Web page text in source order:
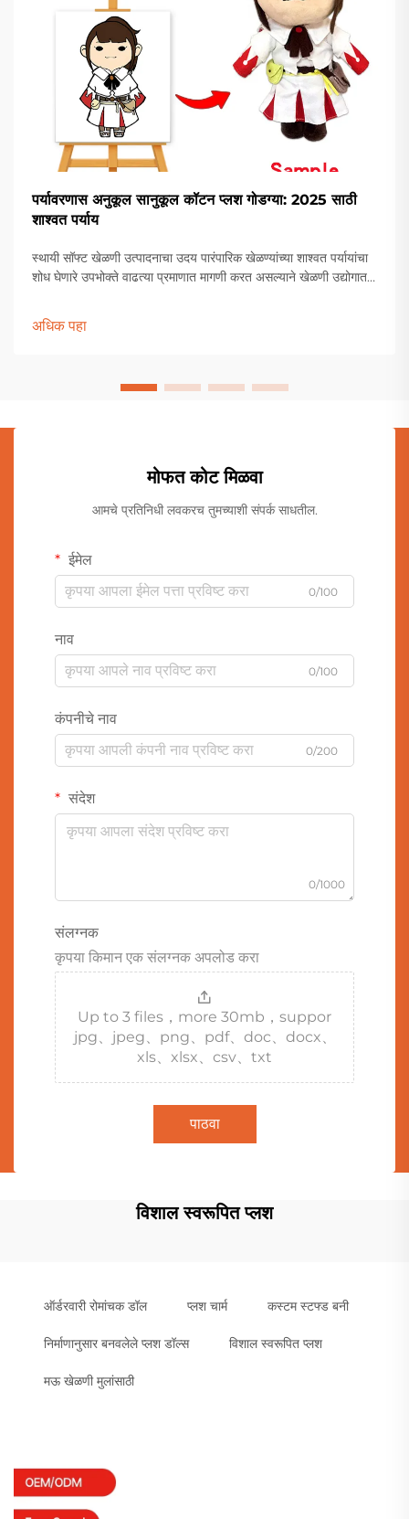
पर्यावरणास अनुकूल सानुकूल कॉटन प्लश गोडग्या: 2025 साठी
शाश्वत पर्याय
स्थायी सॉफ्ट खेळणी उत्पादनाचा उदय पारंपारिक खेळण्यांच्या शाश्वत पर्यायांचा
शोध घेणारे उपभोक्ते वाढत्या प्रमाणात मागणी करत असल्याने खेळणी उद्योगात
क...
अधिक पहा
मोफत कोट मिळवा
आमचे प्रतिनिधी लवकरच तुमच्याशी संपर्क साधतील.
ईमेल
0/100
नाव
0/100
कंपनीचे नाव
0/200
संदेश
0/1000
संलग्नक
कृपया किमान एक संलग्नक अपलोड करा
Up to 3 files，more 30mb，suppor
jpg、jpeg、png、pdf、doc、docx、
xls、xlsx、csv、txt
पाठवा
विशाल स्वरूपित प्लश
ऑर्डरवारी रोमांचक डॉल प्लश चार्म कस्टम स्टफ्ड बनी
निर्माणानुसार बनवलेले प्लश डॉल्स विशाल स्वरूपित प्लश
मऊ खेळणी मुलांसाठी